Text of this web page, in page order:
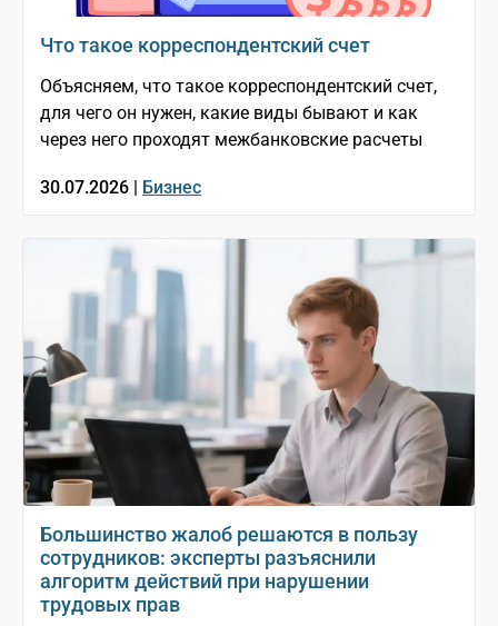
Что такое корреспондентский счет
Объясняем, что такое корреспондентский счет,
для чего он нужен, какие виды бывают и как
через него проходят межбанковские расчеты
30.07.2026 | Бизнес
Большинство жалоб решаются в пользу
сотрудников: эксперты разъяснили
алгоритм действий при нарушении
трудовых прав